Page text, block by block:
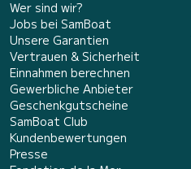
Wer sind wir?
Jobs bei SamBoat
Unsere Garantien
Vertrauen & Sicherheit
Einnahmen berechnen
Gewerbliche Anbieter
Geschenkgutscheine
SamBoat Club
Kundenbewertungen
Presse